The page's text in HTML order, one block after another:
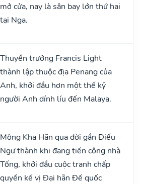
mở cửa, nay là sân bay lớn thứ hai
tại Nga.
Thuyền trưởng Francis Light
thành lập thuộc địa Penang của
Anh, khởi đầu hơn một thế kỷ
người Anh dính líu đến Malaya.
Mông Kha Hãn qua đời gần Điếu
Ngư thành khi đang tiến công nhà
Tống, khởi đầu cuộc tranh chấp
quyền kế vị Đại hãn Đế quốc